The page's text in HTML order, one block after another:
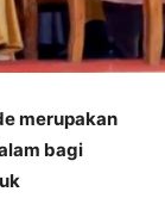
merupakan
bagi